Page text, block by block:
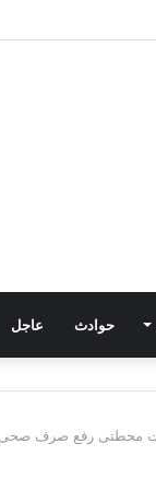
حوادث عاجل